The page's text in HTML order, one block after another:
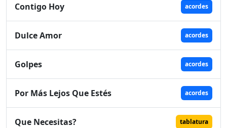
Contigo Hoy acordes
Dulce Amor acordes
Golpes acordes
Por Más Lejos Que Estés acordes
Que Necesitas? tablatura